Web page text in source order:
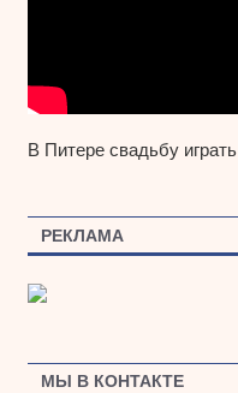
В Питере свадьбу играть
РЕКЛАМА
МЫ В КОНТАКТЕ